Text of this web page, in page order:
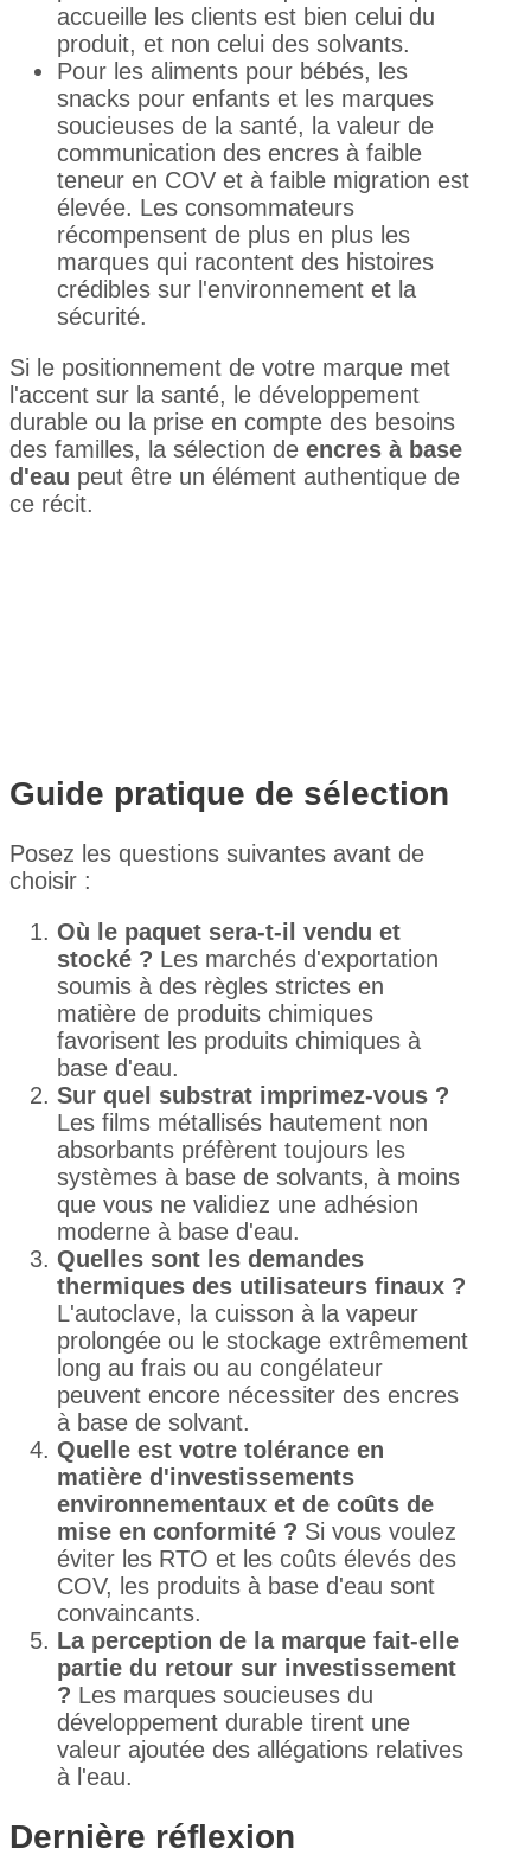
accueille les clients est bien celui du
produit, et non celui des solvants.
Pour les aliments pour bébés, les
snacks pour enfants et les marques
soucieuses de la santé, la valeur de
communication des encres à faible
teneur en COV et à faible migration est
élevée. Les consommateurs
récompensent de plus en plus les
marques qui racontent des histoires
crédibles sur l'environnement et la
sécurité.
Si le positionnement de votre marque met
l'accent sur la santé, le développement
durable ou la prise en compte des besoins
des familles, la sélection de encres à base
d'eau peut être un élément authentique de
ce récit.
Guide pratique de sélection
Posez les questions suivantes avant de
choisir :
Où le paquet sera-t-il vendu et
stocké ? Les marchés d'exportation
soumis à des règles strictes en
matière de produits chimiques
favorisent les produits chimiques à
base d'eau.
Sur quel substrat imprimez-vous ?
Les films métallisés hautement non
absorbants préfèrent toujours les
systèmes à base de solvants, à moins
que vous ne validiez une adhésion
moderne à base d'eau.
Quelles sont les demandes
thermiques des utilisateurs finaux ?
L'autoclave, la cuisson à la vapeur
prolongée ou le stockage extrêmement
long au frais ou au congélateur
peuvent encore nécessiter des encres
à base de solvant.
Quelle est votre tolérance en
matière d'investissements
environnementaux et de coûts de
mise en conformité ? Si vous voulez
éviter les RTO et les coûts élevés des
COV, les produits à base d'eau sont
convaincants.
La perception de la marque fait-elle
partie du retour sur investissement
? Les marques soucieuses du
développement durable tirent une
valeur ajoutée des allégations relatives
à l'eau.
Dernière réflexion